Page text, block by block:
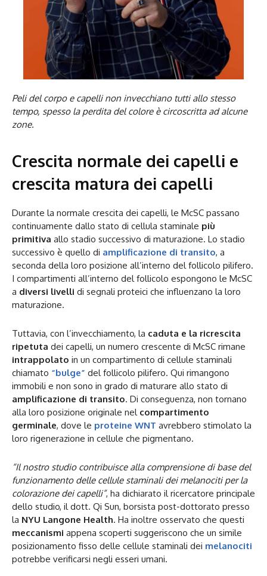
Peli del corpo e capelli non invecchiano tutti allo stesso
tempo, spesso la perdita del colore è circoscritta ad alcune
zone.
Crescita normale dei capelli e
crescita matura dei capelli
Durante la normale crescita dei capelli, le McSC passano
continuamente dallo stato di cellula staminale più
primitiva allo stadio successivo di maturazione. Lo stadio
successivo è quello di amplificazione di transito, a
seconda della loro posizione all’interno del follicolo pilifero.
I compartimenti all’interno del follicolo espongono le McSC
a diversi livelli di segnali proteici che influenzano la loro
maturazione.
Tuttavia, con l’invecchiamento, la caduta e la ricrescita
ripetuta dei capelli, un numero crescente di McSC rimane
intrappolato in un compartimento di cellule staminali
chiamato “bulge” del follicolo pilifero. Qui rimangono
immobili e non sono in grado di maturare allo stato di
amplificazione di transito. Di conseguenza, non tornano
alla loro posizione originale nel compartimento
germinale, dove le proteine WNT avrebbero stimolato la
loro rigenerazione in cellule che pigmentano.
“Il nostro studio contribuisce alla comprensione di base del
funzionamento delle cellule staminali dei melanociti per la
colorazione dei capelli”, ha dichiarato il ricercatore principale
dello studio, il dott. Qi Sun, borsista post-dottorato presso
la NYU Langone Health. Ha inoltre osservato che questi
meccanismi appena scoperti suggeriscono che un simile
posizionamento fisso delle cellule staminali dei melanociti
potrebbe verificarsi negli esseri umani.